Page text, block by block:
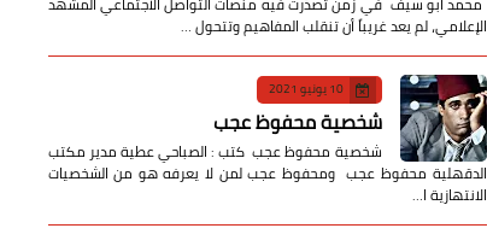
الإعلامي، لم يعد غريباً أن تنقلب المفاهيم وتتحول …
10 يونيو 2021
شخصية محفوظ عجب
شخصية محفوظ عجب كتب : الصباحي عطية مدير مكتب
الدقهلية محفوظ عجب ومحفوظ عجب لمن لا يعرفه هو من الشخصيات
الانتهازية ا…